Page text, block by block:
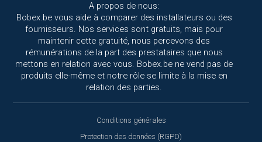
A propos de nous:
Bobex.be vous aide à comparer des installateurs ou des
fournisseurs. Nos services sont gratuits, mais pour
maintenir cette gratuité, nous percevons des
rémunérations de la part des prestataires que nous
mettons en relation avec vous. Bobex.be ne vend pas de
produits elle-même et notre rôle se limite à la mise en
relation des parties.
Conditions générales
Protection des données (RGPD)